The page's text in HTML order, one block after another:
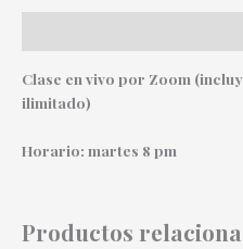
Clase en vivo por Zoom
ilimitado)
Horario: martes 8 pm
Productos